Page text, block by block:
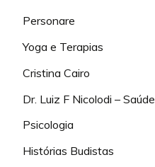
Personare
Yoga e Terapias
Cristina Cairo
Dr. Luiz F Nicolodi –
Psicologia
Histórias Budistas